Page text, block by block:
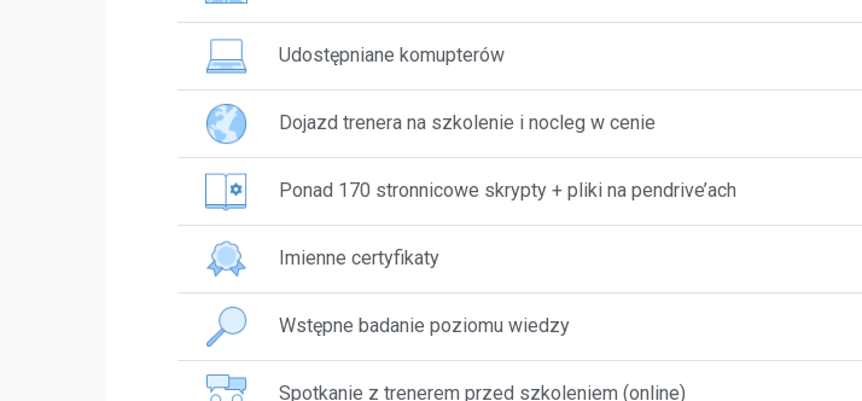
Udostępniane komupterów
Dojazd trenera na szkolenie i nocleg w cenie
Ponad 170 stronnicowe skrypty + pliki na pendrive’ach
Imienne certyfikaty
Wstępne badanie poziomu wiedzy
Spotkanie z trenerem przed szkoleniem (online)